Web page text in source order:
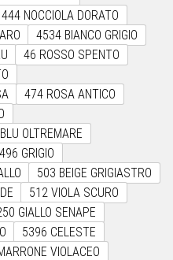
444 NOCCIOLA DORATO
4534 BIANCO GRIGIO
46 ROSSO SPENTO
474 ROSA ANTICO
OLTREMARE
496 GRIGIO
503 BEIGE GRIGIASTRO
512 VIOLA SCURO
GIALLO SENAPE
5396 CELESTE
VIOLACEO